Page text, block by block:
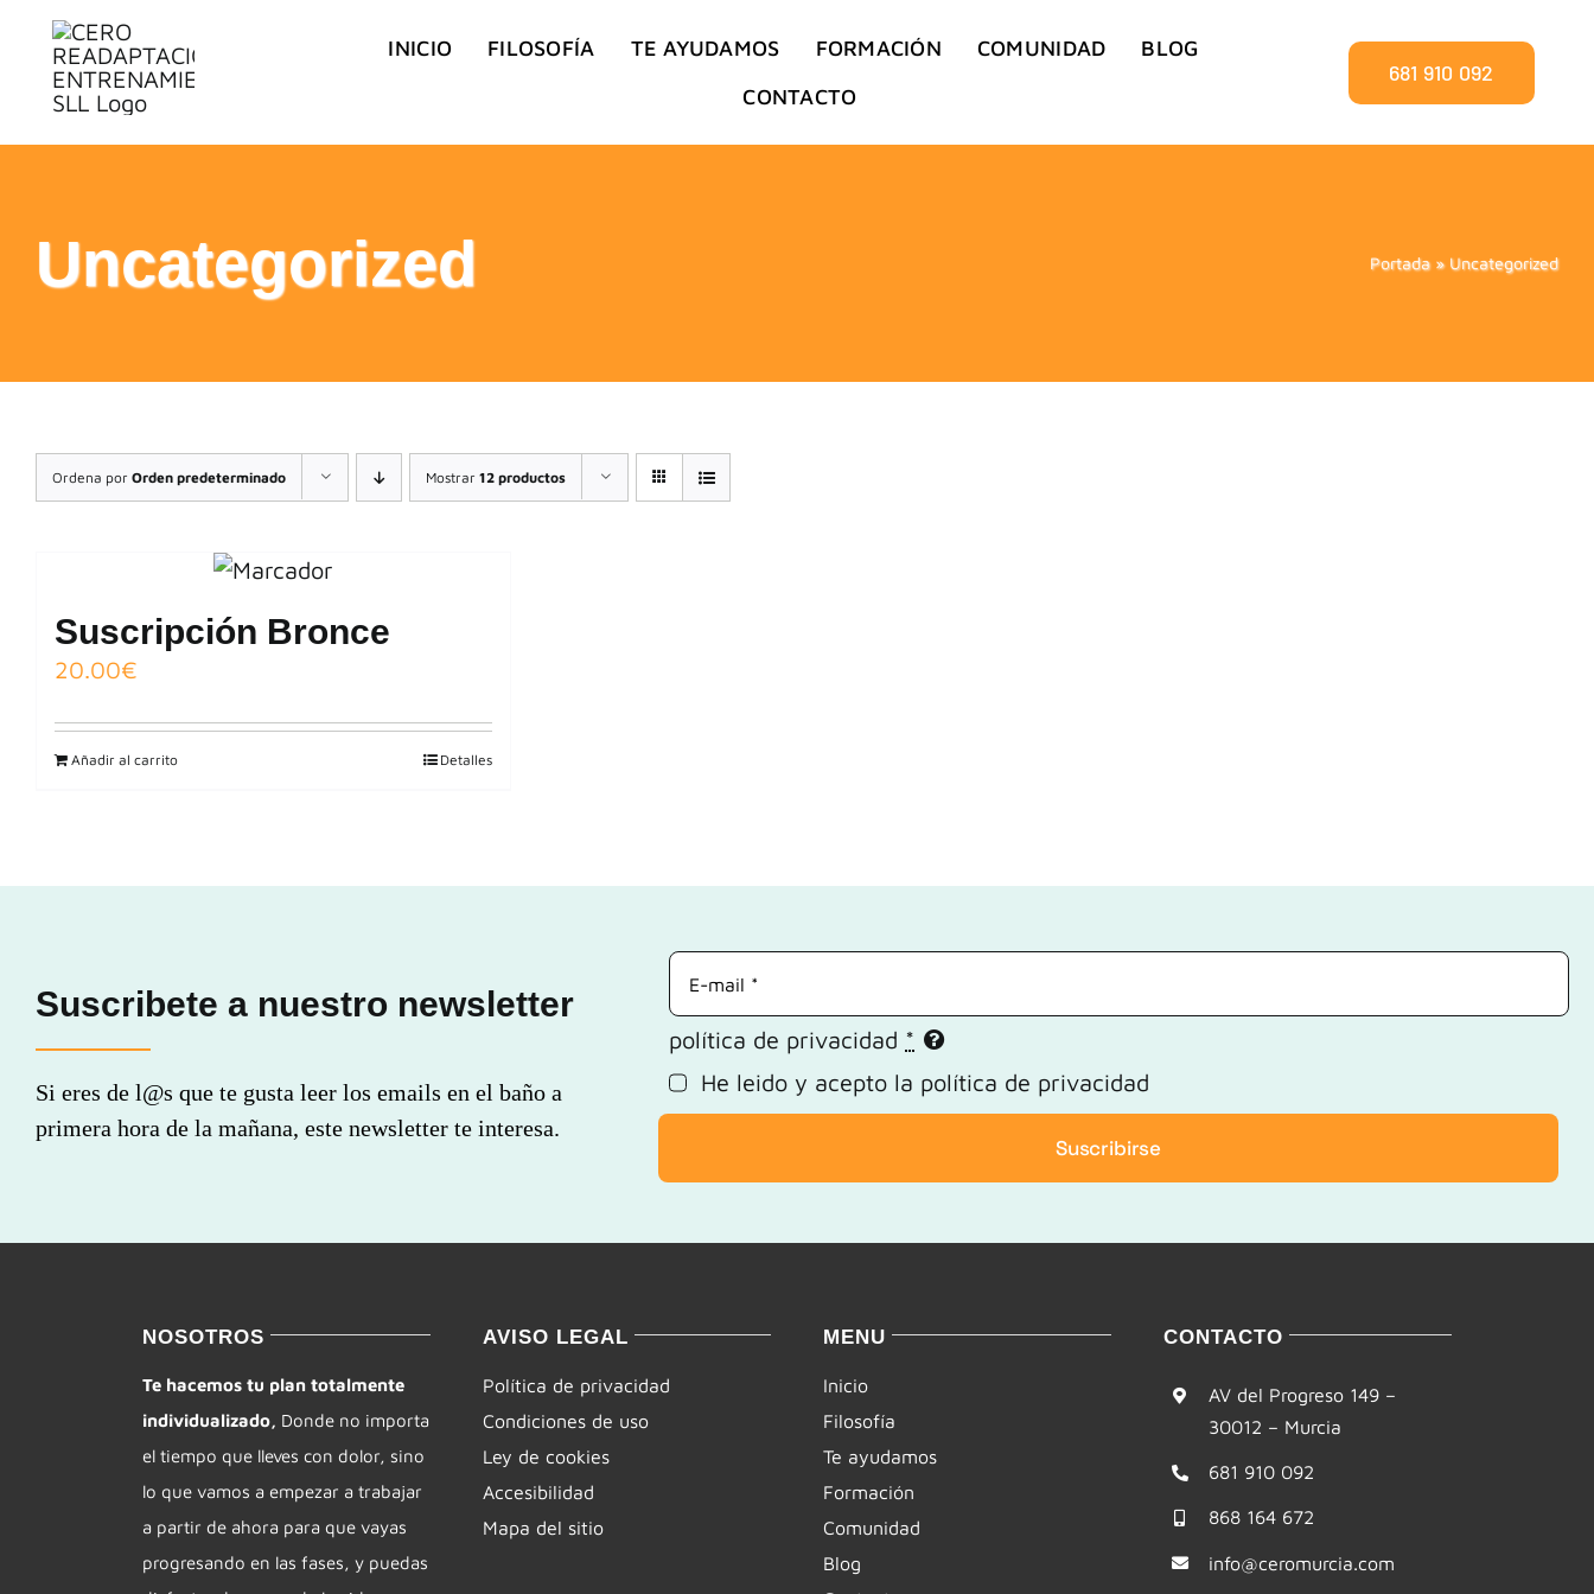
Saltar
contenido
INICIO FILOSOFÍA TE AYUDAMOS FORMACIÓN COMUNIDAD
BLOG
CONTACTO
681 910 092
Uncategorized Portada» Uncategorized
Ordena por Orden predeterminado Mostrar 12 productos
Suscripción Bronce
20.00€
Añadir al carrito Detalles
Suscribete a nuestro newsletter
Si eres de l@s que te gusta leer los emails en el baño a
primera hora de la mañana, este newsletter te interesa.
política de privacidad *
He leido y acepto la política de privacidad
Suscribirse
NOSOTROS
Te hacemos tu plan totalmente
individualizado, Donde no importa
el tiempo que lleves con dolor, sino
lo que vamos a empezar a trabajar
a partir de ahora para que vayas
progresando en las fases, y puedas
AVISO LEGAL
Política de privacidad
Condiciones de uso
Ley de cookies
Accesibilidad
Mapa del sitio
MENU
Inicio
Filosofía
Te ayudamos
Formación
Comunidad
Blog
CONTACTO
AV del Progreso 149 –
30012 – Murcia
681 910 092
868 164 672
info@ceromurcia.com